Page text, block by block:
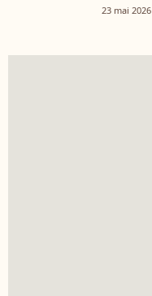
23 mai 2026